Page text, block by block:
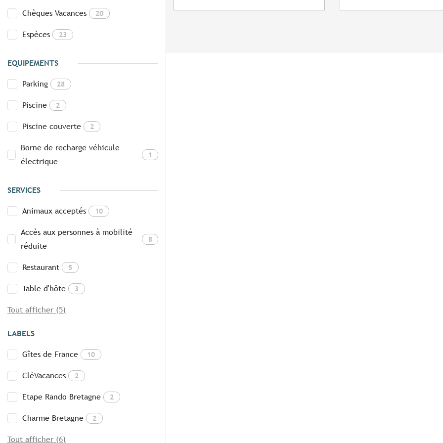
Chèques Vacances 20
Espèces 23
EQUIPEMENTS
Parking 28
Piscine 2
Piscine couverte 2
Borne de recharge véhicule
électrique
1
SERVICES
Animaux acceptés 10
Accès aux personnes à mobilité
réduite
8
Restaurant 5
Table d'hôte 3
Tout afficher (5)
LABELS
Gîtes de France 10
CléVacances 2
Etape Rando Bretagne 2
Charme Bretagne 2
Tout afficher (6)